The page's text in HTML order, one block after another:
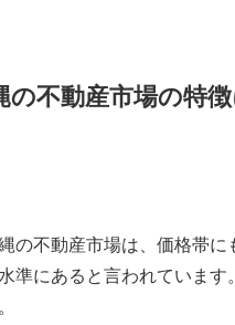
の不動産市場の特
の不動産市場は、価格帯
準にあると言われていま